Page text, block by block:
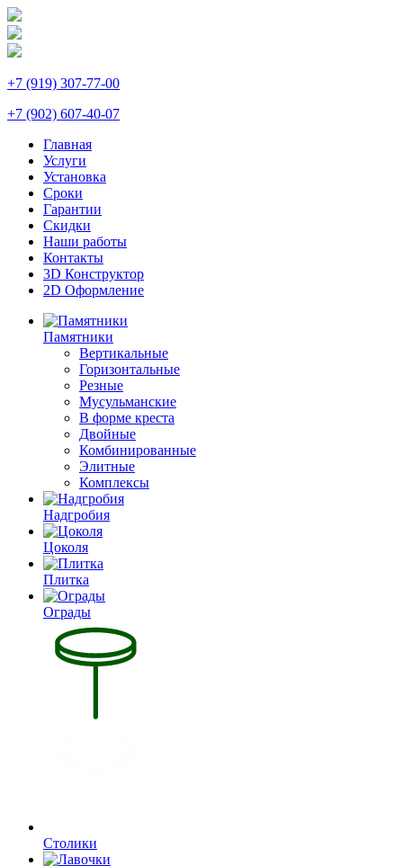
+7 (919) 307-77-00
+7 (902) 607-40-07
Главная
Услуги
Установка
Сроки
Гарантии
Скидки
Наши работы
Контакты
3D Конструктор
2D Оформление
Памятники
Вертикальные
Горизонтальные
Резные
Мусульманские
В форме креста
Двойные
Комбинированные
Элитные
Комплексы
Надгробия
Цоколя
Плитка
Ограды
Столики